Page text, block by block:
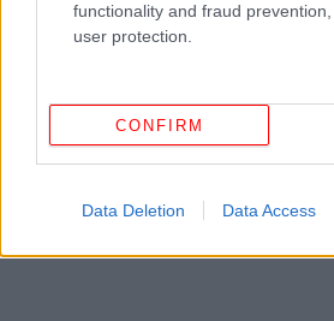
functionality and fraud
user protection.
CONFIRM
Data Deletion Data Access